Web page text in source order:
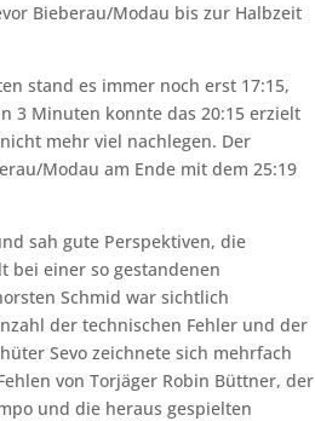
Bieberau/Modau bis zur Halbzeit
stand es immer noch erst 17:15,
3 Minuten konnte das 20:15 erzielt
mehr viel nachlegen. Der
Modau am Ende mit dem 25:19
sah gute Perspektiven, die
bei einer so gestandenen
Schmid war sichtlich
der technischen Fehler und der
Sevo zeichnete sich mehrfach
von Torjäger Robin Büttner, der
und die heraus gespielten